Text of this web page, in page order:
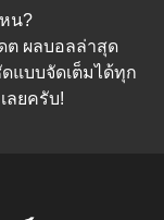
น?
ต ผลบอลล่าสุด
แบบจัดเต็มได้ทุก
เลยครับ!